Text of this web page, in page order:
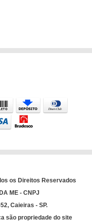
os Direitos Reservados
ME - CNPJ
Caieiras - SP.
são propriedade do site